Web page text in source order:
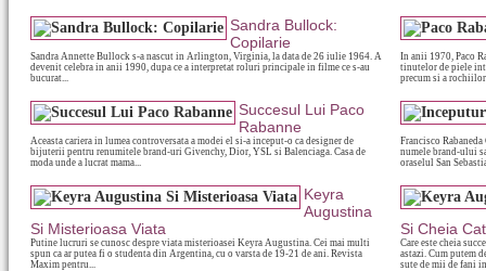
Sandra Bullock:
Copilarie
Sandra Annette Bullock s-a nascut in Arlington, Virginia, la data de 26 iulie 1964. A
devenit celebra in anii 1990, dupa ce a interpretat roluri principale in filme ce s-au
bucurat...
In anii 1970, Paco
tinutelor de piele
precum si a
Succesul Lui Paco
Rabanne
Aceasta cariera in lumea controversata a modei el si-a inceput-o ca designer de
bijuterii pentru renumitele brand-uri Givenchy, Dior, YSL si Balenciaga. Casa de
moda unde a lucrat mama...
Francisco
numele brand-ului
oraselul San
Keyra
Augustina
Si Misterioasa Viata
Putine lucruri se cunosc despre viata misterioasei Keyra Augustina. Cei mai multi
spun ca ar putea fi o studenta din Argentina, cu o varsta de 19-21 de ani. Revista
Maxim pentru...
Si Cheia
Care este cheia
astazi. Cum putem
sute de mii de fani